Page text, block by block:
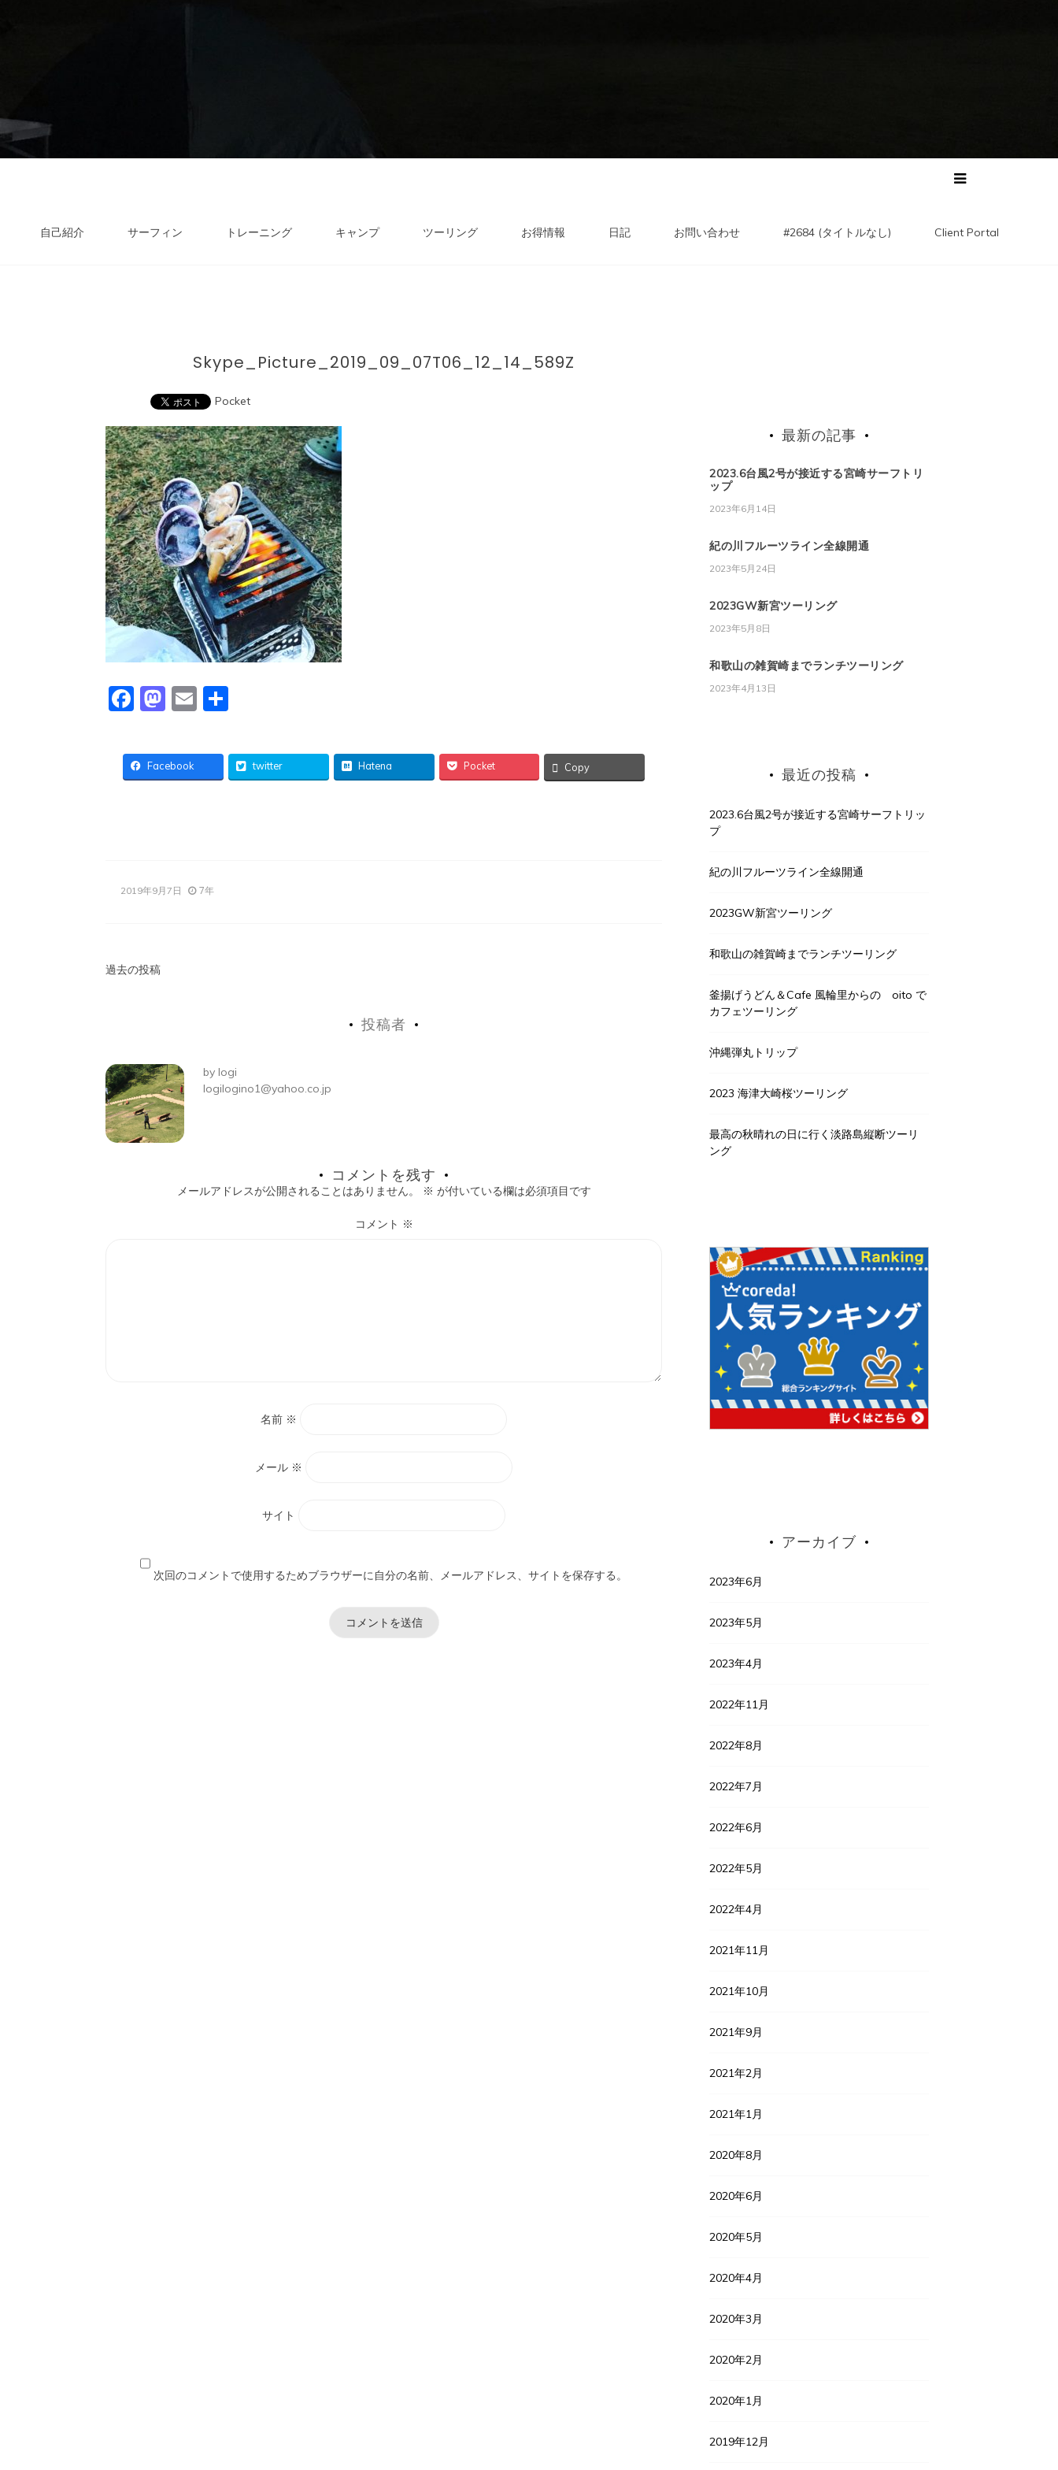
自己紹介 サーフィン トレーニング キャンプ ツーリング お得情報 日記 お問い合わせ #2684 (タイトルなし) Client Portal
Skype_Picture_2019_09_07T06_12_14_589Z
Pocket
Facebook
Mastodon
Email
Facebook twitter Hatena Pocket Copy
2019年9月7日 7年
投
ビ
ゲ
ー
過去の投稿
投稿者
by logi
logilogino1@yahoo.co.jp
コメントを残す
メールアドレスが公開されることはありません。 ※ が付いている欄は必須項目です
コメント ※
名前 ※
メール ※
サイト
次回のコメントで使用するためブラウザーに自分の名前、メールアドレス、サイトを保存する。
最新の記事
2023.6台風2号が接近する宮崎サーフトリ
ップ
2023年6月14日
紀の川フルーツライン全線開通
2023年5月24日
2023GW新宮ツーリング
2023年5月8日
和歌山の雑賀崎までランチツーリング
2023年4月13日
最近の投稿
2023.6台風2号が接近する宮崎サーフトリッ
プ
紀の川フルーツライン全線開通
2023GW新宮ツーリング
和歌山の雑賀崎までランチツーリング
釜揚げうどん＆Cafe 風輪里からの oito で
カフェツーリング
沖縄弾丸トリップ
2023 海津大崎桜ツーリング
最高の秋晴れの日に行く淡路島縦断ツーリ
ング
アーカイブ
2023年6月
2023年5月
2023年4月
2022年11月
2022年8月
2022年7月
2022年6月
2022年5月
2022年4月
2021年11月
2021年10月
2021年9月
2021年2月
2021年1月
2020年8月
2020年6月
2020年5月
2020年4月
2020年3月
2020年2月
2020年1月
2019年12月